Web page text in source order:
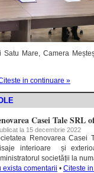
Satu Mare, Camera
in continuare »
Casei Tale SRL
la 15 decembrie 2022
Renovarea
interioare și
societății la
exista comentarii • Citeste